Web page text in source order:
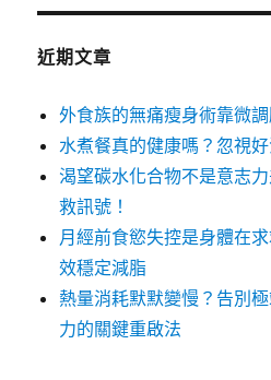
近期文章
外食族的無痛瘦身術靠微
水煮餐真的健康嗎？忽視
渴望碳水化合物不是意志
救訊號！
月經前食慾失控是身體在
效穩定減脂
熱量消耗默默變慢？告別
力的關鍵重啟法